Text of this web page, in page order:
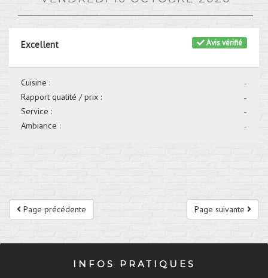
Avis vérifié
Excellent
-
Cuisine :
-
Rapport qualité / prix :
-
Service :
-
Ambiance :
Page suivante
Page précédente
INFOS PRATIQUES